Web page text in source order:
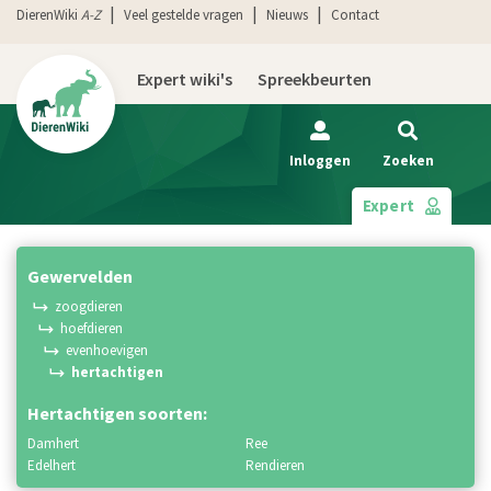
DierenWiki A-Z Veel gestelde vragen Nieuws Contact
Expert wiki's Spreekbeurten
gewervelden
zoogdieren
hoefdieren
evenhoevigen
hertachtigen
Hertachtigen soorten:
damhert
edelhert
ree
rendieren
Inloggen Zoeken
Expert